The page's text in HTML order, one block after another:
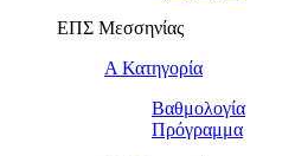
ΕΠΣ Μεσσηνίας
Α Κατηγορία
Βαθμολογία
Πρόγραμμα